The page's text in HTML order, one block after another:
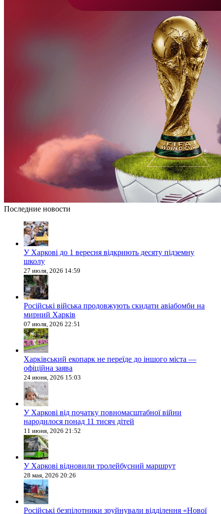
Последние новости
У Харкові до 1 вересня відкриють десяту підземну
школу
27 июля, 2026 14:59
Російські війська продовжують скидати авіабомби на
мирний Харків
07 июля, 2026 22:51
Харківський екопарк не переїде до іншого міста —
офіційна заява
24 июня, 2026 15:03
У Харкові від початку повномасштабної війни
народилося понад 11 тисяч дітей
11 июня, 2026 21:52
У Харкові відновили тролейбусний маршрут
28 мая, 2026 20:26
Російські безпілотники зруйнували відділення «Нової